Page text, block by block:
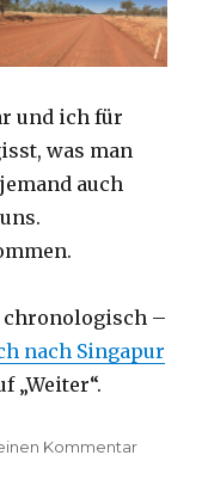
und ich für
was man
auch
chronologisch –
nach Singapur
„Weiter“.
Kommentarzu